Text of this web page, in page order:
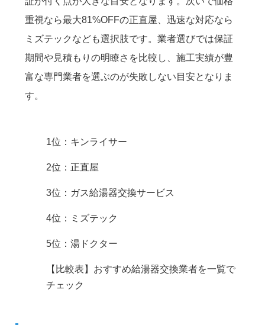
重視なら最大81%OFFの正直屋、迅速な対応なら
ミズテックなども選択肢です。業者選びでは保証
期間や見積もりの明瞭さを比較し、施工実績が豊
富な専門業者を選ぶのが失敗しない目安となりま
す。
1位：キンライサー
2位：正直屋
3位：ガス給湯器交換サービス
4位：ミズテック
5位：湯ドクター
【比較表】おすすめ給湯器交換業者を一覧で
チェック